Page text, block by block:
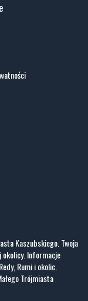
Kaszubskiego. Twoja
okolicy. Informacje
Rumi i okolic.
Trójmiasta